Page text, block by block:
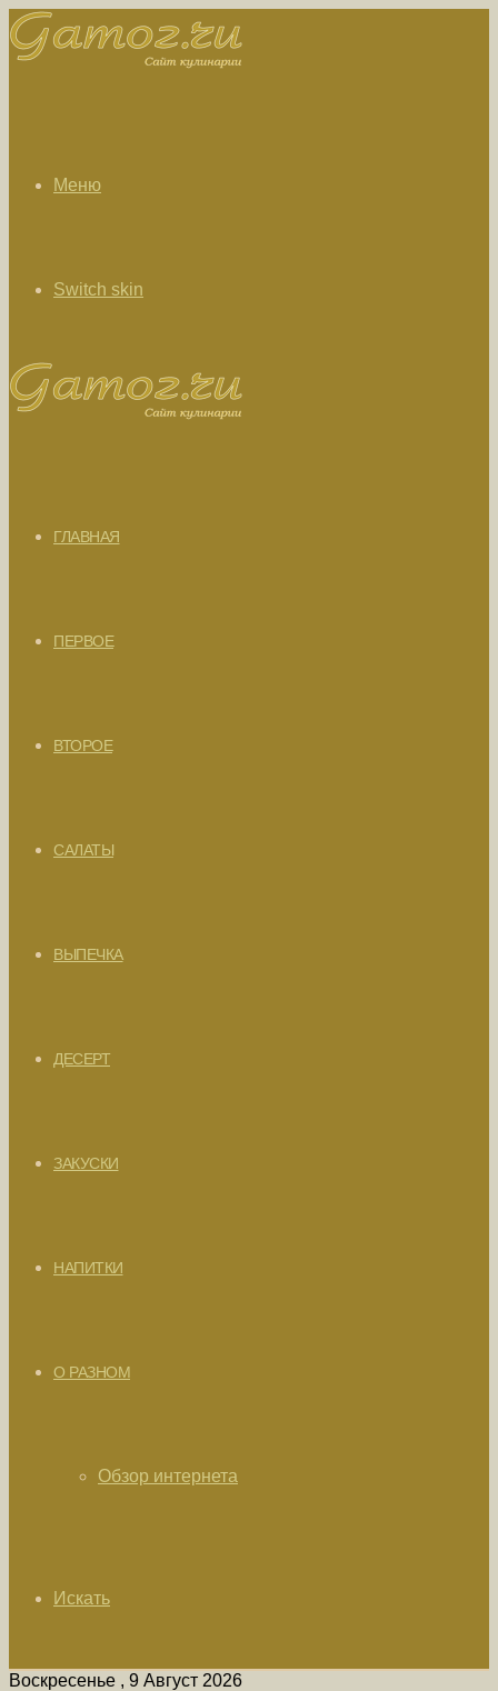
Меню
Switch skin
ГЛАВНАЯ
ПЕРВОЕ
ВТОРОЕ
САЛАТЫ
ВЫПЕЧКА
ДЕСЕРТ
ЗАКУСКИ
НАПИТКИ
О РАЗНОМ
Обзор интернета
Искать
Воскресенье , 9 Август 2026